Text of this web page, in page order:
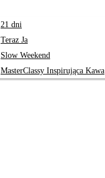
21 dni
Teraz Ja
Slow Weekend
MasterClassy Inspirująca Kawa